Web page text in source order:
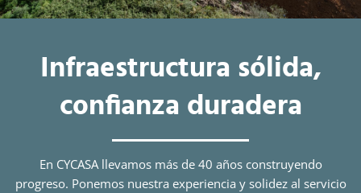
Infraestructura sólida,
confianza duradera
En CYCASA llevamos más de 40 años construyendo
progreso. Ponemos nuestra experiencia y solidez al servicio